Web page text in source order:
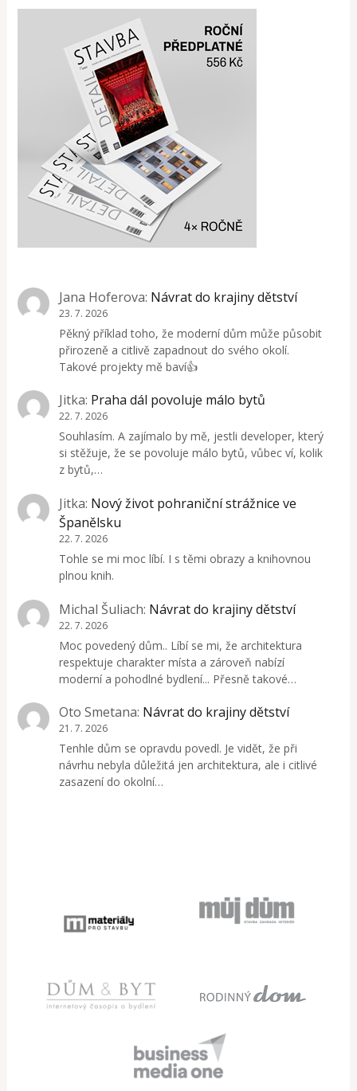
Jana Hoferova: Návrat do krajiny dětství
23. 7. 2026
Pěkný příklad toho, že moderní dům může působit
přirozeně a citlivě zapadnout do svého okolí.
Takové projekty mě baví👍
Jitka: Praha dál povoluje málo bytů
22. 7. 2026
Souhlasím. A zajímalo by mě, jestli developer, který
si stěžuje, že se povoluje málo bytů, vůbec ví, kolik
z bytů,…
Jitka: Nový život pohraniční strážnice ve
Španělsku
22. 7. 2026
Tohle se mi moc líbí. I s těmi obrazy a knihovnou
plnou knih.
Michal Šuliach: Návrat do krajiny dětství
22. 7. 2026
Moc povedený dům.. Líbí se mi, že architektura
respektuje charakter místa a zároveň nabízí
moderní a pohodlné bydlení... Přesně takové…
Oto Smetana: Návrat do krajiny dětství
21. 7. 2026
Tenhle dům se opravdu povedl. Je vidět, že při
návrhu nebyla důležitá jen architektura, ale i citlivé
zasazení do okolní…